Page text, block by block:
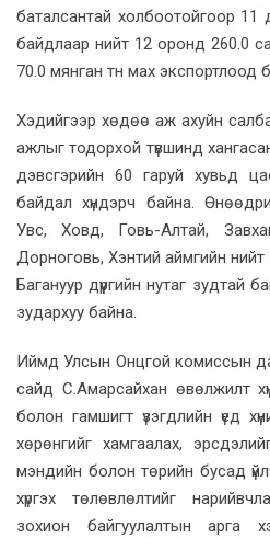
баталсантай холбоотойгоор 11
байдлаар нийт 12 оронд 260.0
70.0 мянган тн мах экспортлоод
Хэдийгээр хөдөө аж ахуйн
ажлыг тодорхой түвшинд
дэвсгэрийн 60 гаруй хувьд
байдал хүндэрч байна.
Увс, Ховд, Говь-Алтай,
Дорноговь, Хэнтий аймгийн
Багануур дүүргийн нутаг зудтай
зудархуу байна.
Иймд Улсын Онцгой комиссын
сайд С.Амарсайхан өвөлжилт
болон гамшигт үзэгдлийн үед
хөрөнгийг хамгаалах,
мэндийн болон төрийн бусад
хүргэх төлөвлөлтийг
зохион байгуулалтын арга